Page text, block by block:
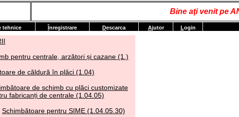
Bine aţi venit pe
pentru centrale, arzători și cazane (1.)
de căldură în plăci (1.04)
de schimb cu plăci customizate
fabricanți de centrale (1.04.05)
Schimbătoare pentru SIME (1.04.05.30)
tehnice Înregistrare Descarca Ajutor Login